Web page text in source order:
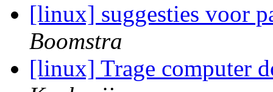
[linux] suggesties voor
Boomstra
[linux] Trage computer